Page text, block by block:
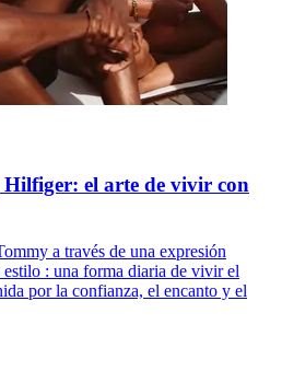
Hilfiger: el arte de vivir con
a través de una expresión
: una forma diaria de vivir el
por la confianza, el encanto y el